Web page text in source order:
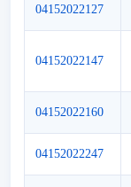
04152022127
04152022147
04152022160
04152022247